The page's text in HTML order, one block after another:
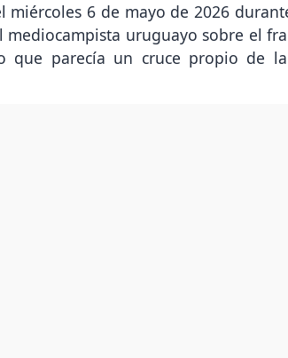
miércoles 6 de mayo de 2026
mediocampista uruguayo sobre el
que parecía un cruce propio de